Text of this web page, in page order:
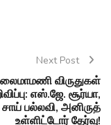
Next Post
விருதுகள்
எஸ்.ஜே. சூர்யா,
சாய் பல்லவி, அனிருத்
உள்ளிட்டோர் தேர்வு!